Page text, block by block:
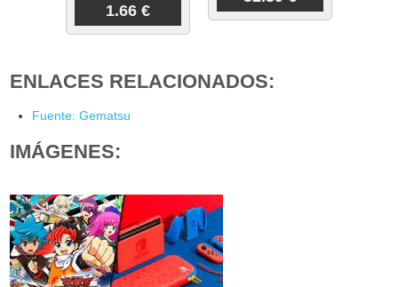
1.66 €
ENLACES RELACIONADOS:
Fuente: Gematsu
IMÁGENES: